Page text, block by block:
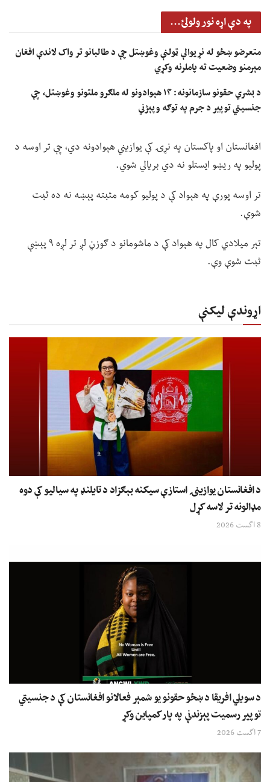
په دې اړه نور ولولئ...
متعرضو ښځو له نړیوالې ټولنې وغوښتل چې د طالبانو تر واک لاندې افغان
مېرمنو وضعیت ته پاملرنه وکړي
د بشري حقونو سازمانونه: ۱۴ هېوادونو له ملګرو ملتونو وغوښتل، چې
جنسیتي توپير د جرم په توګه وپېژني
افغانستان او پاکستان په نړۍ کې یوازیني هېوادونه دي، چې تر اوسه د
پولیو په ریښو ایستلو نه دي بریالي شوي.
تر اوسه پورې په هېواد کې د پولیو کومه مثبته پېښه نه ده ثبت
شوې.
تېر میلادي کال په هېواد کې د ماشومانو د ګوزڼ لږ تر لږه ۹ پېښې
ثبت شوې وې.
اړوندې لیکنې
د افغانستان یوازینۍ استازې سیکنه بېګزاد د تایلنډ په سیالیو کې دوه
مډالونه تر لاسه کړل
8 اگست 2026
د سویلي افریقا د ښځو حقونو یو شمېر فعالانو افغانستان کې د جنسیتي
توپیر رسمیت پېزندنې په پار کمپاین وکړ
7 اگست 2026